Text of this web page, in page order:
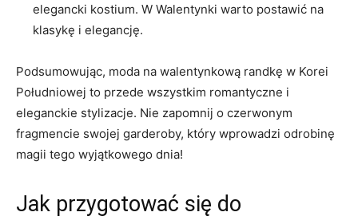
‍elegancki kostium. W Walentynki warto postawić na
klasykę ​i elegancję.
Podsumowując, moda na walentynkową randkę w Korei
Południowej⁤ to przede wszystkim romantyczne i
eleganckie stylizacje. ⁢Nie zapomnij o czerwonym⁢
fragmencie swojej garderoby, który wprowadzi odrobinę
magii tego​ wyjątkowego⁢ dnia!
Jak przygotować się do